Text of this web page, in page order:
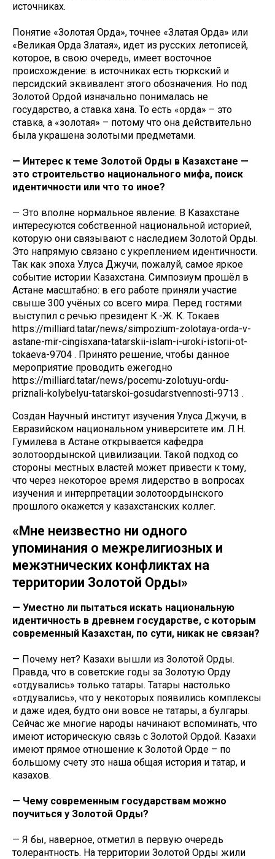
источниках.
Понятие «Золотая Орда», точнее «Златая Орда» или
«Великая Орда Златая», идет из русских летописей,
которое, в свою очередь, имеет восточное
происхождение: в источниках есть тюркский и
персидский эквивалент этого обозначения. Но под
Золотой Ордой изначально понималась не
государство, а ставка хана. То есть «орда» – это
ставка, а «золотая» – потому что она действительно
была украшена золотыми предметами.
— Интерес к теме Золотой Орды в Казахстане —
это строительство национального мифа, поиск
идентичности или что то иное?
— Это вполне нормальное явление. В Казахстане
интересуются собственной национальной историей,
которую они связывают с наследием Золотой Орды.
Это напрямую связано с укреплением идентичности.
Так как эпоха Улуса Джучи, пожалуй, самое яркое
событие истории Казахстана. Симпозиум прошёл в
Астане масштабно: в его работе приняли участие
свыше 300 учёных со всего мира. Перед гостями
выступил с речью президент К.-Ж. К. Токаев
https://milliard.tatar/news/simpozium-zolotaya-orda-v-
astane-mir-cingisxana-tatarskii-islam-i-uroki-istorii-ot-
tokaeva-9704 . Принято решение, чтобы данное
мероприятие проводить ежегодно
https://milliard.tatar/news/pocemu-zolotuyu-ordu-
priznali-kolybelyu-tatarskoi-gosudarstvennosti-9713 .
Создан Научный институт изучения Улуса Джучи, в
Евразийском национальном университете им. Л.Н.
Гумилева в Астане открывается кафедра
золотоордынской цивилизации. Такой подход со
стороны местных властей может привести к тому,
что через некоторое время лидерство в вопросах
изучения и интерпретации золотоордынского
прошлого окажется у казахстанских коллег.
«Мне неизвестно ни одного
упоминания о межрелигиозных и
межэтнических конфликтах на
территории Золотой Орды»
— Уместно ли пытаться искать национальную
идентичность в древнем государстве, с которым
современный Казахстан, по сути, никак не связан?
— Почему нет? Казахи вышли из Золотой Орды.
Правда, что в советские годы за Золотую Орду
«отдувались» только татары. Татары настолько
«отдувались», что у некоторых появились комплексы
и даже идея, будто они вовсе не татары, а булгары.
Сейчас же многие народы начинают вспоминать, что
имеют историческую связь с Золотой Ордой. Казахи
имеют прямое отношение к Золотой Орде – по
большому счету это наша общая история и татар, и
казахов.
— Чему современным государствам можно
поучиться у Золотой Орды?
— Я бы, наверное, отметил в первую очередь
толерантность. На территории Золотой Орды жили